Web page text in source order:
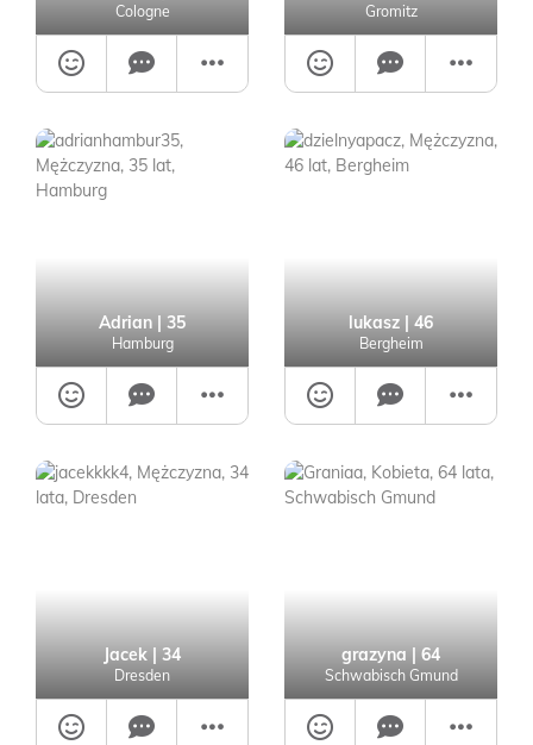
Cologne Gromitz
Adrian | 35
Hamburg
lukasz | 46
Bergheim
Jacek | 34
Dresden
grazyna | 64
Schwabisch Gmund